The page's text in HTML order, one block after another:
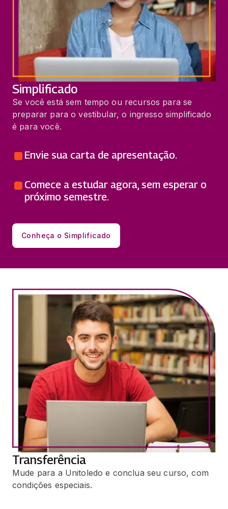
Simplificado
Se você está sem tempo ou recursos para se
preparar para o vestibular, o ingresso simplificado
é para você.
Envie sua carta de apresentação.
Comece a estudar agora, sem esperar o
próximo semestre.
Conheça o Simplificado
Transferência
Mude para a Unitoledo e conclua seu curso, com
condições especiais.